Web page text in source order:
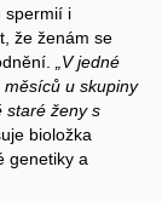
spermií i
že ženám se
„V jedné
u skupiny
staré ženy s
bioložka
genetiky a